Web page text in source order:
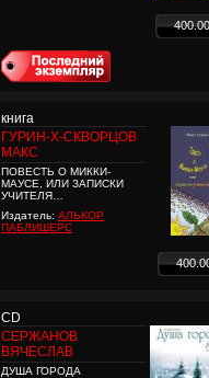
книга
ГУРИН-Х-СКВОРЦОВ
МАКС
ПОВЕСТЬ О МИККИ-
МАУСЕ, ИЛИ ЗАПИСКИ
УЧИТЕЛЯ…
Издатель: АЛЬКОР
ПАБЛИШЕРС
CD
СЕРЖАНОВ
ВЯЧЕСЛАВ
ДУША ГОРОДА